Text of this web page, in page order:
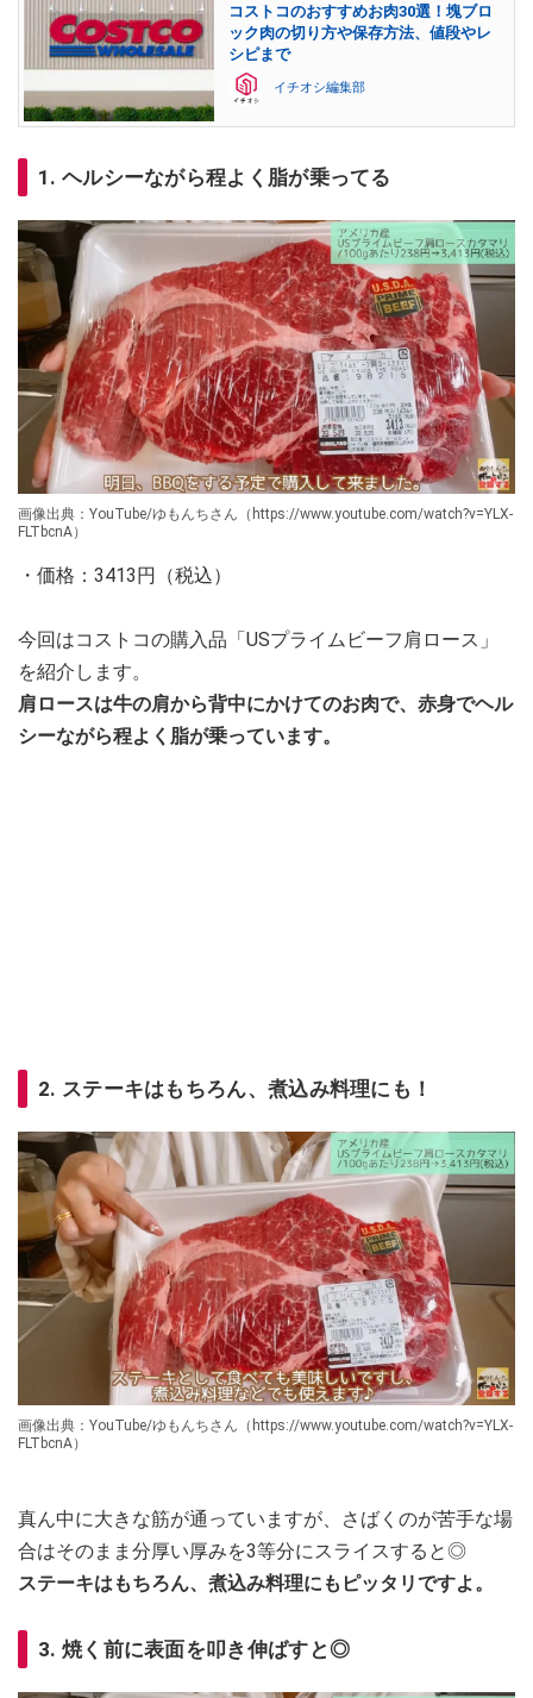
コストコのおすすめお肉30選！塊ブロ
ック肉の切り方や保存方法、値段やレ
シピまで
イチオシ編集部
1. ヘルシーながら程よく脂が乗ってる
画像出典：YouTube/ゆもんちさん（https://www.youtube.com/watch?v=YLX-
FLTbcnA）
・価格：3413円（税込）
今回はコストコの購入品「USプライムビーフ肩ロース」
を紹介します。
肩ロースは牛の肩から背中にかけてのお肉で、赤身でヘル
シーながら程よく脂が乗っています。
2. ステーキはもちろん、煮込み料理にも！
画像出典：YouTube/ゆもんちさん（https://www.youtube.com/watch?v=YLX-
FLTbcnA）
真ん中に大きな筋が通っていますが、さばくのが苦手な場
合はそのまま分厚い厚みを3等分にスライスすると◎
ステーキはもちろん、煮込み料理にもピッタリですよ。
3. 焼く前に表面を叩き伸ばすと◎